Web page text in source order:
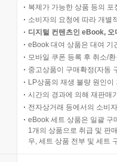
복제가 가능한 상품 등의
소비자의 요청에 따라 개별
디지털 컨텐츠인 eBook,
eBook 대여 상품은 대여 기
모바일 쿠폰 등록 후 취소/
중고상품이 구매확정(자동
LP상품의 재생 불량 원인
시간의 경과에 의해 재판매
전자상거래 등에서의 소비
eBook 세트 상품은 일괄 구
1개의 상품으로 취급 및 판
우, 세트 상품 전부 및 세트